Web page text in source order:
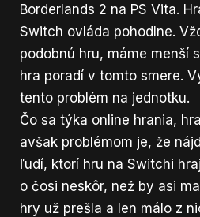
Borderlands 2 na PS Vita.
Switch ovláda pohodlne.
podobnú hru, máme menší
hra poradí v tomto smere.
tento problém na jednotku.
Čo sa týka online hrania,
avšak problémom je, že
ľudí, ktorí hru na Switchi
o čosi neskôr, než by asi
hry už prešla a len málo z